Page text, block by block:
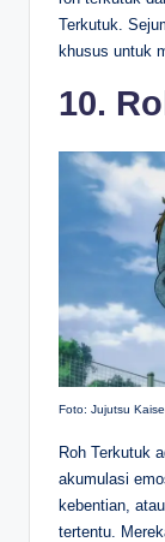
Terkutuk.
khusus untuk
10.
Foto: Jujutsu
Roh Terkutuk
akumulasi
kebentian,
tertentu.